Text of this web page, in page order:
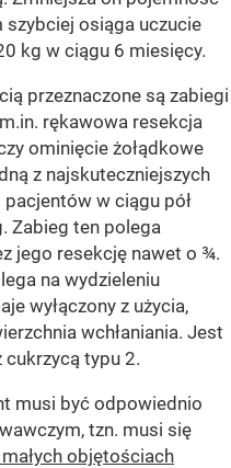
szybciej osiąga uczucie
kg w ciągu 6 miesięcy.
przeznaczone są zabiegi
rękawowa resekcja
ominięcie żołądkowe
z najskuteczniejszych
w ciągu pół
Zabieg ten polega
jego resekcję nawet o ¾.
na wydzieleniu
wyłączony z użycia,
wchłaniania. Jest
typu 2.
musi być odpowiednio
tzn. musi się
objętościach